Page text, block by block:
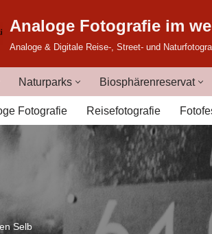
Analoge Fotografie im
Analoge & Digitale Reise-, Street- und
Naturparks Biosphärenreservat
Fotografie Reisefotografie
Selb